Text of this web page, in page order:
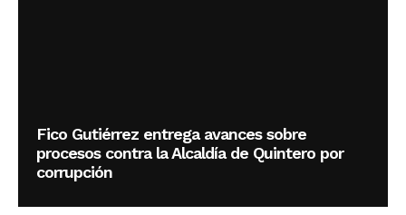
Fico Gutiérrez entrega avances sobre
procesos contra la Alcaldía de Quintero por
corrupción